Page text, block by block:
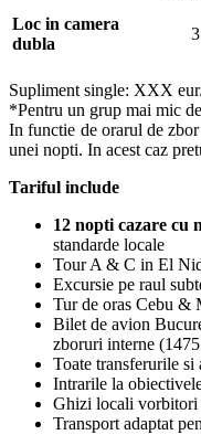
Loc in camera
dubla
Supliment single: XXX
*Pentru un grup mai mic
In functie de orarul de
unei nopti. In acest caz
Tariful include
12 nopti cazare cu
standarde locale
Tour A & C in El
Excursie pe raul
Tur de oras Cebu &
Bilet de avion
zboruri interne
Toate transferurile
Intrarile la
Ghizi locali vorbitori
Transport adaptat